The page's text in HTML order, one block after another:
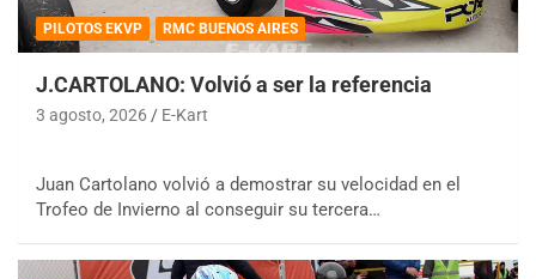
PILOTOS EKVP RMC BUENOS AIRES
J.CARTOLANO: Volvió a ser la referencia
3 agosto, 2026 E-Kart
Juan Cartolano volvió a demostrar su velocidad en el
Trofeo de Invierno al conseguir su tercera…